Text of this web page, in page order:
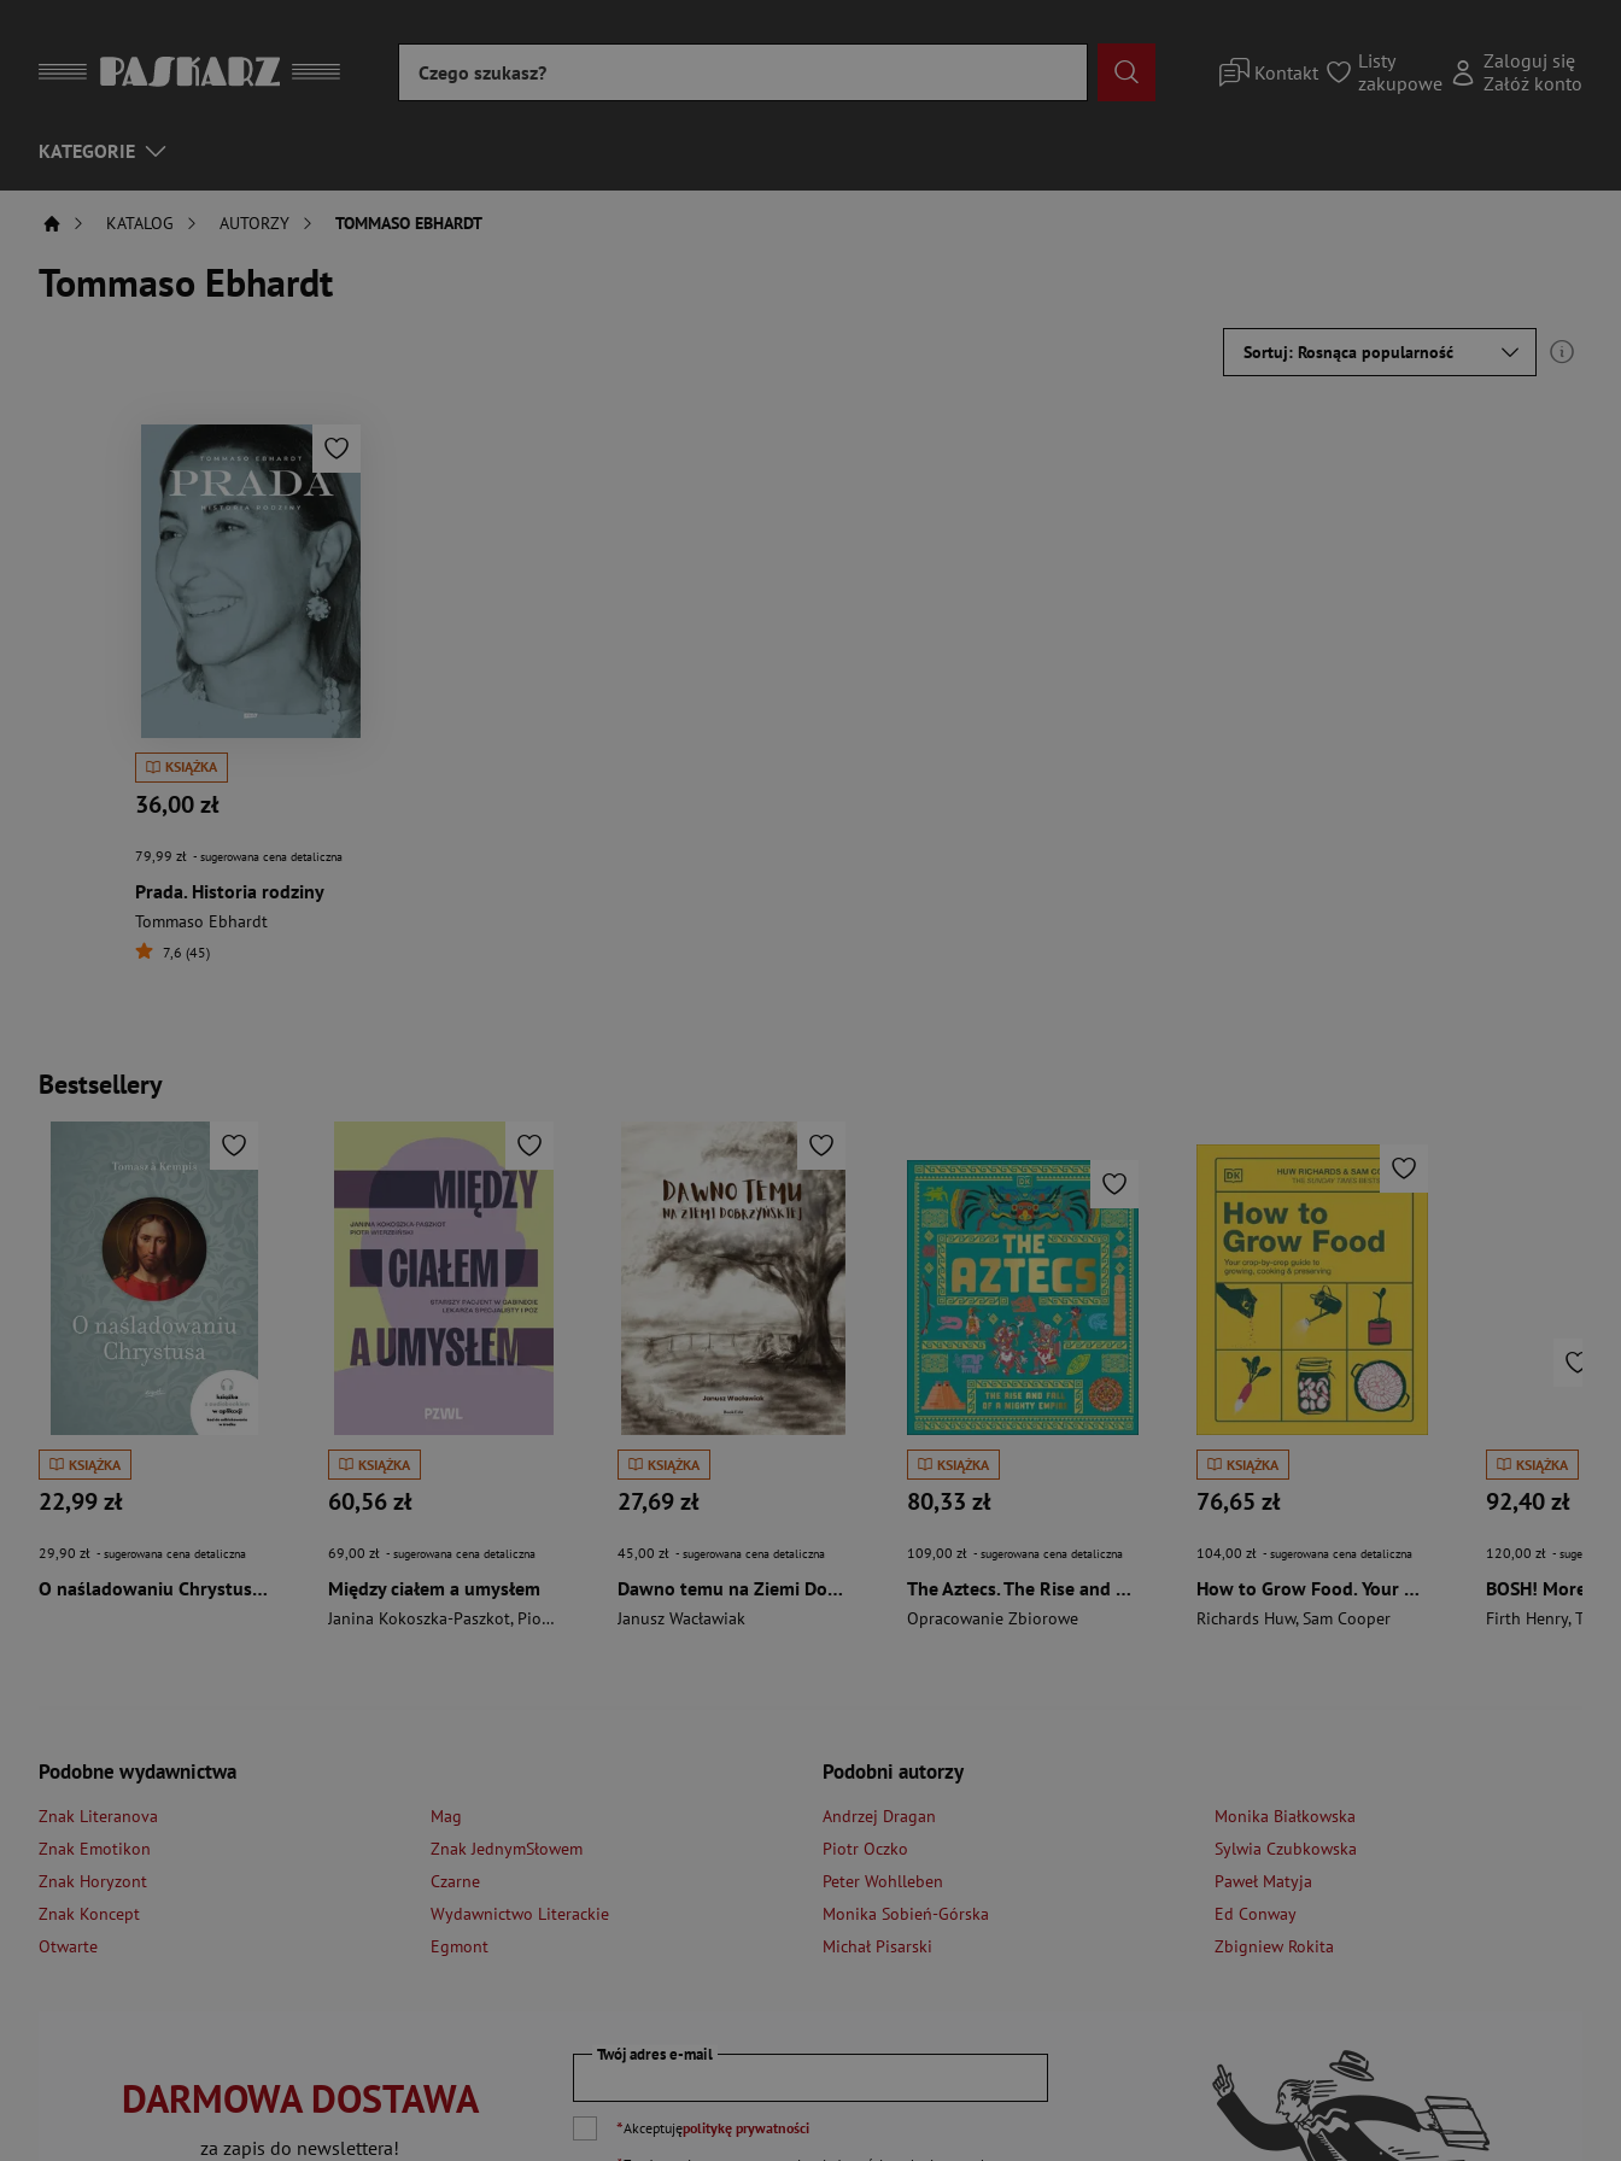
Kontakt
Listy
zakupowe
Zaloguj się
Załóż konto
KATEGORIE
KATALOG AUTORZY TOMMASO EBHARDT
Tommaso Ebhardt
Sortuj: Rosnąca popularność
KSIĄŻKA
36,00 zł
79,99 zł - sugerowana cena detaliczna
Prada. Historia rodziny
Tommaso Ebhardt
7,6 (45)
Bestsellery
KSIĄŻKA
22,99 zł
29,90 zł - sugerowana cena detaliczna
O naśladowaniu Chrystusa wyd. 2026
KSIĄŻKA
60,56 zł
69,00 zł - sugerowana cena detaliczna
Między ciałem a umysłem
Janina Kokoszka-Paszkot, Piotr Wierzbiński
KSIĄŻKA
27,69 zł
45,00 zł - sugerowana cena detaliczna
Dawno temu na Ziemi Dobrzyńskiej
Janusz Wacławiak
KSIĄŻKA
80,33 zł
109,00 zł - sugerowana cena detaliczna
The Aztecs. The Rise and Fall of a Mighty Empire
Opracowanie Zbiorowe
KSIĄŻKA
76,65 zł
104,00 zł - sugerowana cena detaliczna
How to Grow Food. Your Crop-by-Crop Guide to Growing, Cooking, & Preserving
Richards Huw, Sam Cooper
KSIĄŻKA
92,40 zł
120,00 zł -
Firth Henry,
Podobne wydawnictwa
Znak Literanova
Znak Emotikon
Znak Horyzont
Znak Koncept
Otwarte
Mag
Znak JednymSłowem
Czarne
Wydawnictwo Literackie
Egmont
Podobni autorzy
Andrzej Dragan
Piotr Oczko
Peter Wohlleben
Monika Sobień-Górska
Michał Pisarski
Monika Białkowska
Sylwia Czubkowska
Paweł Matyja
Ed Conway
Zbigniew Rokita
DARMOWA DOSTAWA
za zapis do newslettera!
Twój adres e-mail
*Akceptujępolitykę prywatności